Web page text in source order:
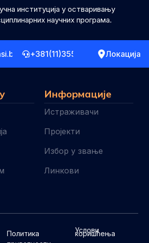
институција у остваривању
научних програма.
+381(11)3555258 Локација
Информације
Истраживачи
Пројекти
Избор у звање
Линкови
Политика
Услови
коришћења